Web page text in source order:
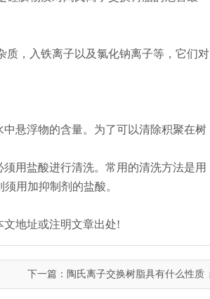
质，入铁离子以及氯化钠离子等，它们对
悬浮物的含量。为了可以清除积聚在树
用盐酸进行清洗。常用的清洗方法是用
用加抑制剂的盐酸。
文地址或注明文章出处!
下一篇： 陶氏离子交换树脂具有什么性质